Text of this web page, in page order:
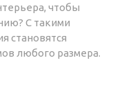
чтобы
С такими
становятся
любого размера.